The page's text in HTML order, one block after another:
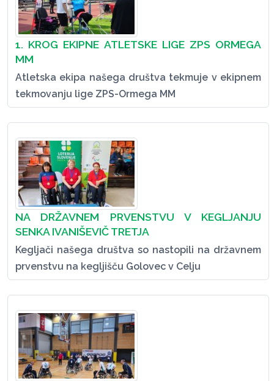
1. KROG EKIPNE ATLETSKE LIGE ZPS ORMEGA
MM
Atletska ekipa našega društva tekmuje v ekipnem
tekmovanju lige ZPS-Ormega MM
NA DRŽAVNEM PRVENSTVU V KEGLJANJU
SENKA IVANIŠEVIČ TRETJA
Kegljači našega društva so nastopili na državnem
prvenstvu na kegljišču Golovec v Celju